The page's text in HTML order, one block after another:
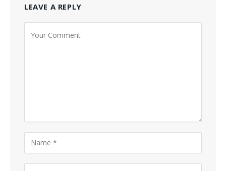
LEAVE A REPLY